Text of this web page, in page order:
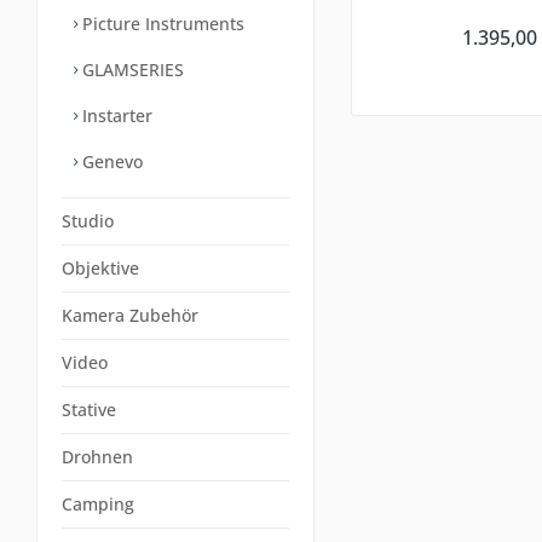
Picture Instruments
GLAMSERIES
Instarter
Genevo
Studio
Objektive
Kamera Zubehör
Video
Stative
Drohnen
Camping